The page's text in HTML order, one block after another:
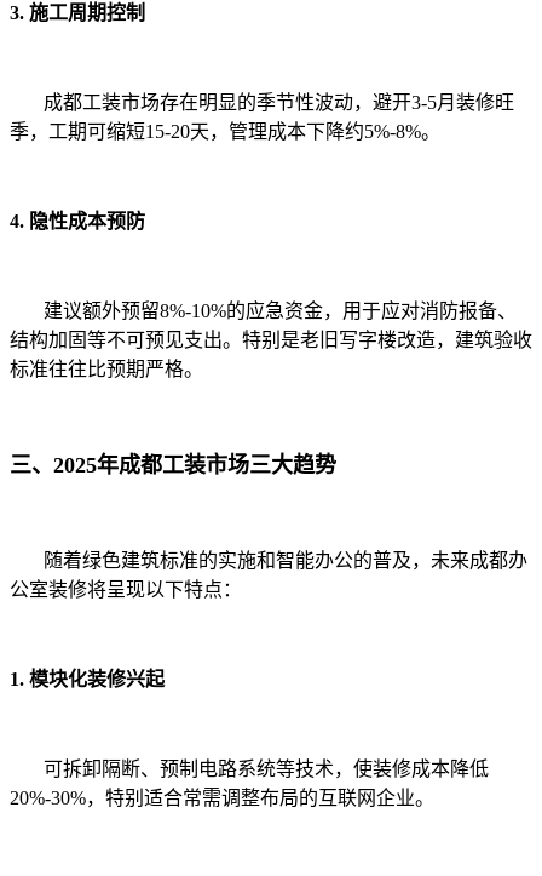
3. 施工周期控制
成都工装市场存在明显的季节性波动，避开3-5月装修旺
季，工期可缩短15-20天，管理成本下降约5%-8%。
4. 隐性成本预防
建议额外预留8%-10%的应急资金，用于应对消防报备、
结构加固等不可预见支出。特别是老旧写字楼改造，建筑验收
标准往往比预期严格。
三、2025年成都工装市场三大趋势
随着绿色建筑标准的实施和智能办公的普及，未来成都办
公室装修将呈现以下特点：
1. 模块化装修兴起
可拆卸隔断、预制电路系统等技术，使装修成本降低
20%-30%，特别适合常需调整布局的互联网企业。